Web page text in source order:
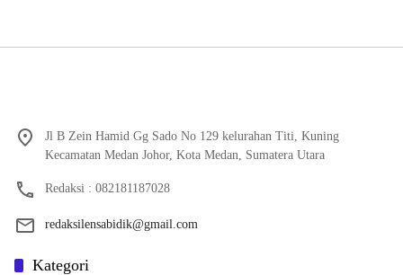
Jl B Zein Hamid Gg Sado No 129 kelurahan Titi, Kuning
Kecamatan Medan Johor, Kota Medan, Sumatera Utara
Redaksi : 082181187028
redaksilensabidik@gmail.com
Kategori